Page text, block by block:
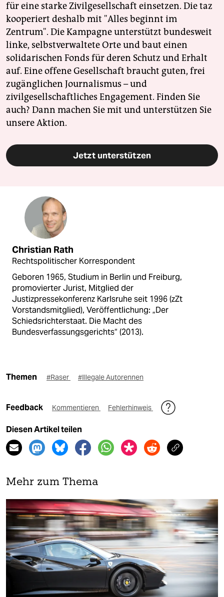
für eine starke Zivilgesellschaft einsetzen. Die taz
kooperiert deshalb mit "Alles beginnt im
Zentrum". Die Kampagne unterstützt bundesweit
linke, selbstverwaltete Orte und baut einen
solidarischen Fonds für deren Schutz und Erhalt
auf. Eine offene Gesellschaft braucht guten, frei
zugänglichen Journalismus – und
zivilgesellschaftliches Engagement. Finden Sie
auch? Dann machen Sie mit und unterstützen Sie
unsere Aktion.
Jetzt unterstützen
Christian Rath
Rechtspolitischer Korrespondent
Geboren 1965, Studium in Berlin und Freiburg,
promovierter Jurist, Mitglied der
Justizpressekonferenz Karlsruhe seit 1996 (zZt
Vorstandsmitglied), Veröffentlichung: „Der
Schiedsrichterstaat. Die Macht des
Bundesverfassungsgerichts“ (2013).
Themen #Raser #Illegale Autorennen
Feedback Kommentieren Fehlerhinweis
Diesen Artikel teilen
Mehr zum Thema